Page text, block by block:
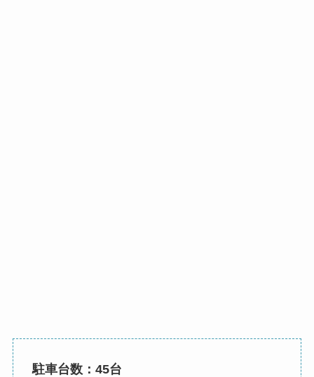
駐車台数：45台